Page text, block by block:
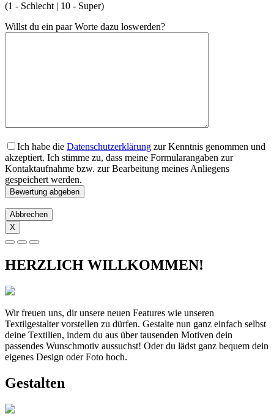
(1 - Schlecht | 10 - Super)
Willst du ein paar Worte dazu loswerden?
Ich habe die Datenschutzerklärung zur Kenntnis genommen und
akzeptiert. Ich stimme zu, dass meine Formularangaben zur
Kontaktaufnahme bzw. zur Bearbeitung meines Anliegens
gespeichert werden.
Abbrechen
X
HERZLICH WILLKOMMEN!
Wir freuen uns, dir unsere neuen Features wie unseren
Textilgestalter vorstellen zu dürfen. Gestalte nun ganz einfach selbst
deine Textilien, indem du aus über tausenden Motiven dein
passendes Wunschmotiv aussuchst! Oder du lädst ganz bequem dein
eigenes Design oder Foto hoch.
Gestalten